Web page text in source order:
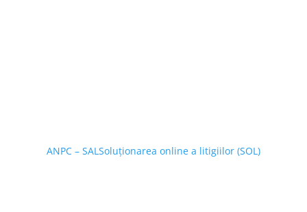
ANPC – SAL Soluționarea online a litigiilor (SOL)